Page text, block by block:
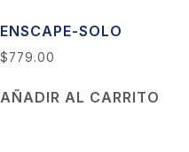
ENSCAPE-SOLO
$779.00
AÑADIR AL CARRITO